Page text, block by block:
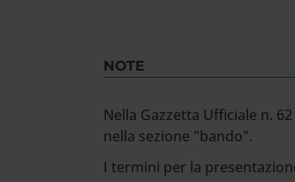
NOTE
Nella Gazzetta Ufficiale n.
nella sezione "bando".
I termini per la